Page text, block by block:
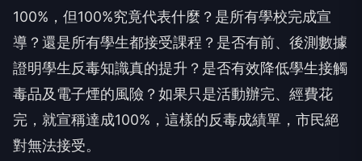
100%，但100%究竟代表什麼？是所有學校完成宣
導？還是所有學生都接受課程？是否有前、後測數據
證明學生反毒知識真的提升？是否有效降低學生接觸
毒品及電子煙的風險？如果只是活動辦完、經費花
完，就宣稱達成100%，這樣的反毒成績單，市民絕
對無法接受。